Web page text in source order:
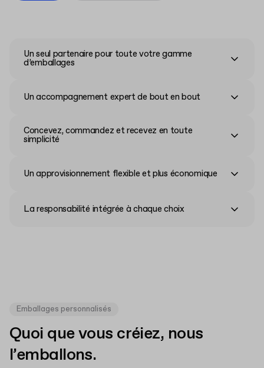
Un seul partenaire pour toute votre gamme
d’emballages
Un accompagnement expert de bout en bout
Concevez, commandez et recevez en toute
simplicité
Un approvisionnement flexible et plus économique
La responsabilité intégrée à chaque choix
Emballages personnalisés
Quoi que vous créiez, nous
l’emballons.